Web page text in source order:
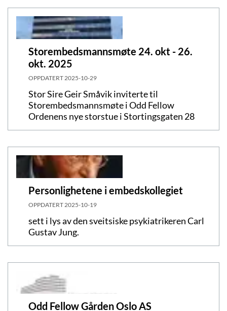
Storembedsmannsmøte 24. okt - 26.
okt. 2025
OPPDATERT 2025-10-29
Stor Sire Geir Småvik inviterte til
Storembedsmannsmøte i Odd Fellow
Ordenens nye storstue i Stortingsgaten 28
Personlighetene i embedskollegiet
OPPDATERT 2025-10-19
sett i lys av den sveitsiske psykiatrikeren Carl
Gustav Jung.
Odd Fellow Gården Oslo AS